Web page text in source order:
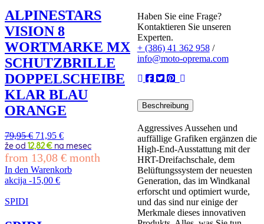
Haben Sie eine Frage?
Kontaktieren Sie unseren
Experten.
+ (386) 41 362 958/
info@moto-oprema.com
Beschreibung
Aggressives Aussehen und
auffällige Grafiken ergänzen die
High-End-Ausstattung mit der
HRT-Dreifachschale, dem
Belüftungssystem der neuesten
Generation, das im Windkanal
erforscht und optimiert wurde,
und das sind nur einige der
Merkmale dieses innovativen
Varianten
auf.
Die
Optionen
können
auf
der
Produktseite
gewählt
werden
ALPINESTARS
VISION 8
WORTMARKE MX
SCHUTZBRILLE
DOPPELSCHEIBE
KLAR BLAU
ORANGE
79,95€ Ursprünglicher
Preis
war:
79,95 €
71,95 €Aktueller
Preis
ist:
71,95 €.
že od 12,82 € na mesec
from 13,08 € month
In den Warenkorb
akcija -15,00 €
SPIDI